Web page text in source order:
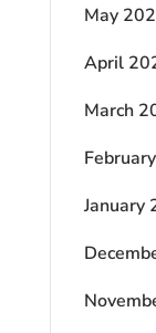
May
April
March
January